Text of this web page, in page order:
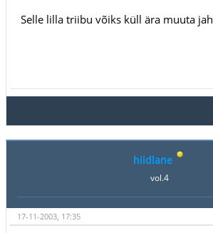
Selle lilla triibu võiks küll ära muuta jah
hiidlane
vol.4
17-11-2003, 17:35